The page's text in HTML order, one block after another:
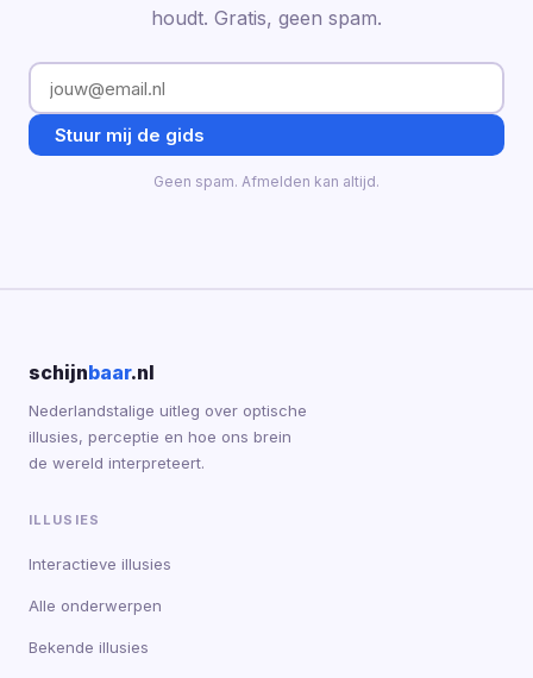
houdt. Gratis, geen spam.
Stuur mij de gids
Geen spam. Afmelden kan altijd.
schijnbaar.nl
Nederlandstalige uitleg over optische
illusies, perceptie en hoe ons brein
de wereld interpreteert.
ILLUSIES
Interactieve illusies
Alle onderwerpen
Bekende illusies